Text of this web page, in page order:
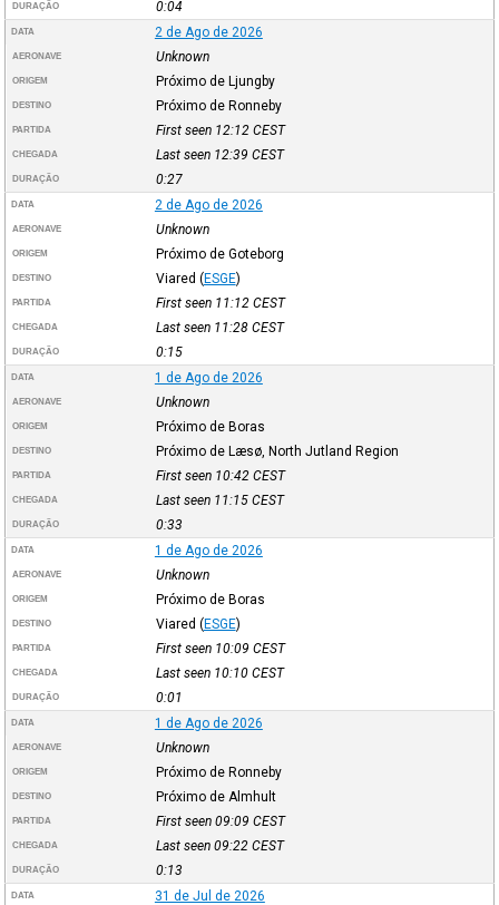
DURAÇÃO 0:04
DATA 2 de Ago de 2026
AERONAVE Unknown
ORIGEM Próximo de Ljungby
DESTINO Próximo de Ronneby
PARTIDA First seen 12:12 CEST
CHEGADA Last seen 12:39 CEST
DURAÇÃO 0:27
DATA 2 de Ago de 2026
AERONAVE Unknown
ORIGEM Próximo de Goteborg
DESTINO Viared (ESGE)
PARTIDA First seen 11:12 CEST
CHEGADA Last seen 11:28 CEST
DURAÇÃO 0:15
DATA 1 de Ago de 2026
AERONAVE Unknown
ORIGEM Próximo de Boras
DESTINO Próximo de Læsø, North Jutland Region
PARTIDA First seen 10:42 CEST
CHEGADA Last seen 11:15 CEST
DURAÇÃO 0:33
DATA 1 de Ago de 2026
AERONAVE Unknown
ORIGEM Próximo de Boras
DESTINO Viared (ESGE)
PARTIDA First seen 10:09 CEST
CHEGADA Last seen 10:10 CEST
DURAÇÃO 0:01
DATA 1 de Ago de 2026
AERONAVE Unknown
ORIGEM Próximo de Ronneby
DESTINO Próximo de Almhult
PARTIDA First seen 09:09 CEST
CHEGADA Last seen 09:22 CEST
DURAÇÃO 0:13
DATA 31 de Jul de 2026